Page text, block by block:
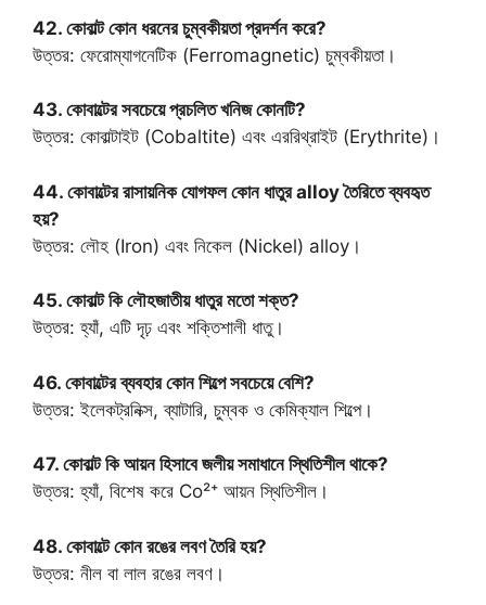
42. কোবাল্ট কোন ধরনের চুম্বকীয়তা প্রদর্শন করে?
উত্তর: ফেরোম্যাগনেটিক (Ferromagnetic) চুম্বকীয়তা।
43. কোবাল্টের সবচেয়ে প্রচলিত খনিজ কোনটি?
উত্তর: কোবাল্টাইট (Cobaltite) এবং এররিথ্রাইট (Erythrite)।
44. কোবাল্টের রাসায়নিক যোগফল কোন ধাতুর alloy তৈরিতে ব্যবহৃত
হয়?
উত্তর: লৌহ (Iron) এবং নিকেল (Nickel) alloy।
45. কোবাল্ট কি লৌহজাতীয় ধাতুর মতো শক্ত?
উত্তর: হ্যাঁ, এটি দৃঢ় এবং শক্তিশালী ধাতু।
46. কোবাল্টের ব্যবহার কোন শিল্পে সবচেয়ে বেশি?
উত্তর: ইলেকট্রনিক্স, ব্যাটারি, চুম্বক ও কেমিক্যাল শিল্পে।
47. কোবাল্ট কি আয়ন হিসাবে জলীয় সমাধানে স্থিতিশীল থাকে?
উত্তর: হ্যাঁ, বিশেষ করে Co²⁺ আয়ন স্থিতিশীল।
48. কোবাল্টে কোন রঙের লবণ তৈরি হয়?
উত্তর: নীল বা লাল রঙের লবণ।